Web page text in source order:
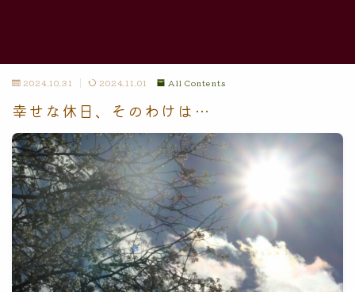
2024.10.31 2024.11.01 All Contents
幸せな休日、そのわけは…